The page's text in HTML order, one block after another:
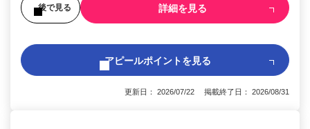
後で見る 詳細を見る
アピールポイントを見る
更新日： 2026/07/22 掲載終了日： 2026/08/31